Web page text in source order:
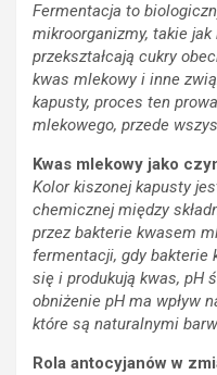
Fermentacja to
mikroorganizmy, takie
przekształcają cukry
kwas mlekowy i inne
kapusty, proces ten
mlekowego, przede
Kwas mlekowy jako
Kolor kiszonej kapusty
chemicznej między
przez bakterie kwasem
fermentacji, gdy bakterie
się i produkują kwas, pH
obniżenie pH ma wpływ
które są naturalnymi
Rola antocyjanów w